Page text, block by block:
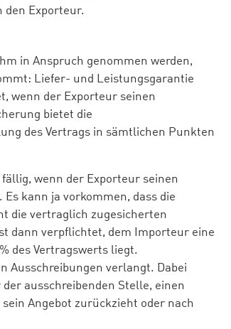
den Exporteur.
in Anspruch genommen werden,
Liefer- und Leistungsgarantie
wenn der Exporteur seinen
bietet die
des Vertrags in sämtlichen Punkten
fällig, wenn der Exporteur seinen
kann ja vorkommen, dass die
die vertraglich zugesicherten
dann verpflichtet, dem Importeur eine
des Vertragswerts liegt.
Ausschreibungen verlangt. Dabei
ausschreibenden Stelle, einen
Angebot zurückzieht oder nach